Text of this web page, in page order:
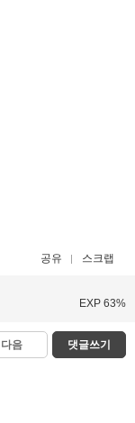
공유 스크랩
EXP 63%
다음 댓글쓰기